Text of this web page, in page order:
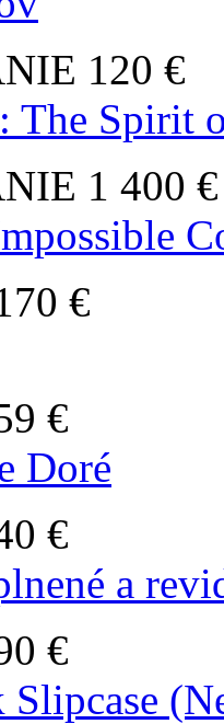
120 €
The Spirit
1 400 €
€
€
Doré
€
a
€
Slipcase